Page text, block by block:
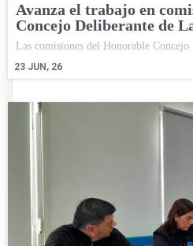
Avanza el trabajo en
Concejo Deliberante de
23 JUN, 26
Las comisiones del Honorable